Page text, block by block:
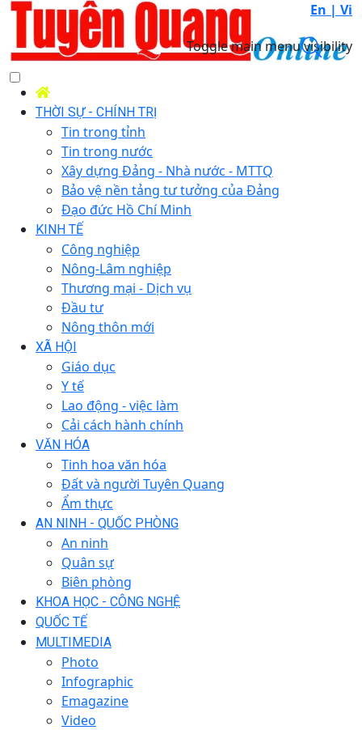
En | Vi
Toggle main menu visibility
THỜI SỰ - CHÍNH TRỊ
Tin trong tỉnh
Tin trong nước
Xây dựng Đảng - Nhà nước - MTTQ
Bảo vệ nền tảng tư tưởng của Đảng
Đạo đức Hồ Chí Minh
KINH TẾ
Công nghiệp
Nông-Lâm nghiệp
Thương mại - Dịch vụ
Đầu tư
Nông thôn mới
XÃ HỘI
Giáo dục
Y tế
Lao động - việc làm
Cải cách hành chính
VĂN HÓA
Tinh hoa văn hóa
Đất và người Tuyên Quang
Ẩm thực
AN NINH - QUỐC PHÒNG
An ninh
Quân sự
Biên phòng
KHOA HỌC - CÔNG NGHỆ
QUỐC TẾ
MULTIMEDIA
Photo
Infographic
Emagazine
Video